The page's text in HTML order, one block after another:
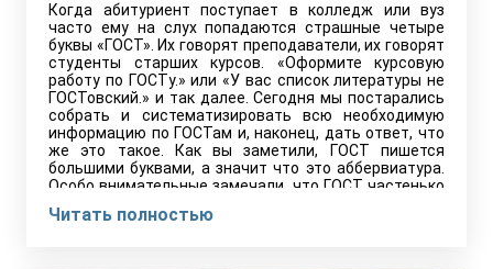
Когда абитуриент поступает в колледж или вуз
часто ему на слух попадаются страшные четыре
буквы «ГОСТ». Их говорят преподаватели, их говорят
студенты старших курсов. «Оформите курсовую
работу по ГОСТу.» или «У вас список литературы не
ГОСТовский.» и так далее. Сегодня мы постарались
собрать и систематизировать всю необходимую
информацию по ГОСТам и, наконец, дать ответ, что
же это такое. Как вы заметили, ГОСТ пишется
большими буквами, а значит что это аббервиатура.
Особо внимательные замечали, что ГОСТ частенько
значит?
Читать полностью